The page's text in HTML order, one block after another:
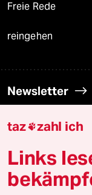
Freie Rede
reingehen
Newsletter
team zukunft
taz frisch
taz zahl ich
taz zahl ich
Links